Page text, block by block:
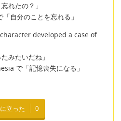
れたの？」
自分のことを忘れる」
developed a case of
みたいだね」
で「記憶喪失になる」
立った 0